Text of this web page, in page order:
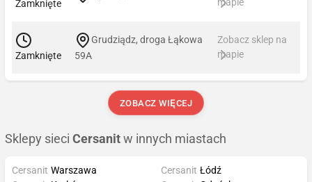
Zamknięte
Zamknięte
Grudziądz, droga Łąkowa
59A
Zobacz sklep na
mapie
ZOBACZ WIĘCEJ
Sklepy sieci Cersanit w innych miastach
Cersanit Warszawa
Cersanit Łódź